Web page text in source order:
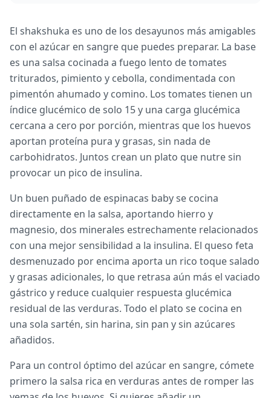
El shakshuka es uno de los desayunos más amigables
con el azúcar en sangre que puedes preparar. La base
es una salsa cocinada a fuego lento de tomates
triturados, pimiento y cebolla, condimentada con
pimentón ahumado y comino. Los tomates tienen un
índice glucémico de solo 15 y una carga glucémica
cercana a cero por porción, mientras que los huevos
aportan proteína pura y grasas, sin nada de
carbohidratos. Juntos crean un plato que nutre sin
provocar un pico de insulina.
Un buen puñado de espinacas baby se cocina
directamente en la salsa, aportando hierro y
magnesio, dos minerales estrechamente relacionados
con una mejor sensibilidad a la insulina. El queso feta
desmenuzado por encima aporta un rico toque salado
y grasas adicionales, lo que retrasa aún más el vaciado
gástrico y reduce cualquier respuesta glucémica
residual de las verduras. Todo el plato se cocina en
una sola sartén, sin harina, sin pan y sin azúcares
añadidos.
Para un control óptimo del azúcar en sangre, cómete
primero la salsa rica en verduras antes de romper las